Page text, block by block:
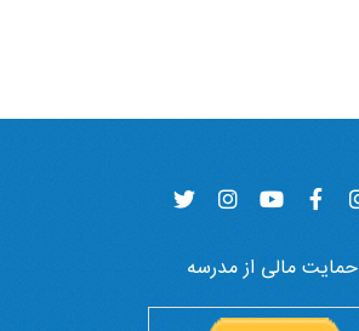
حمایت مالی از مدرسه